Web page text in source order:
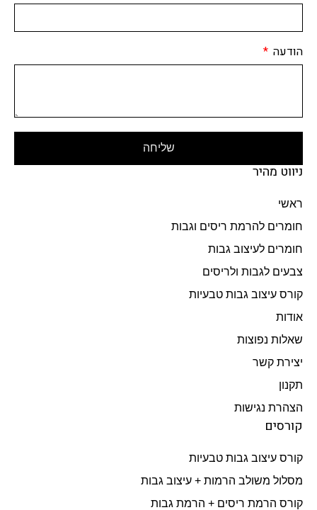
ניווט מהיר
ראשי
חומרים להרמת ריסים וגבות
חומרים לעיצוב גבות
צבעים לגבות ולריסים
קורס עיצוב גבות טבעיות
אודות
שאלות נפוצות
יצירת קשר
תקנון
הצהרת נגישות
קורסים
קורס עיצוב גבות טבעיות
מסלול משולב הרמות + עיצוב גבות​
קורס הרמת ריסים + הרמת גבות
הודעה
שליחה